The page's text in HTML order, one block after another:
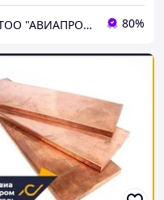
ТОО "АВИАПРОМСТАЛЬ" 80%